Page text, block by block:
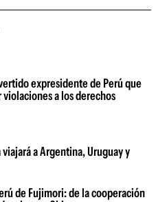
expresidente de Perú que
a los derechos
a Argentina, Uruguay y
de Fujimori: de la cooperación